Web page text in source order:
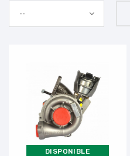
--
DISPONIBLE